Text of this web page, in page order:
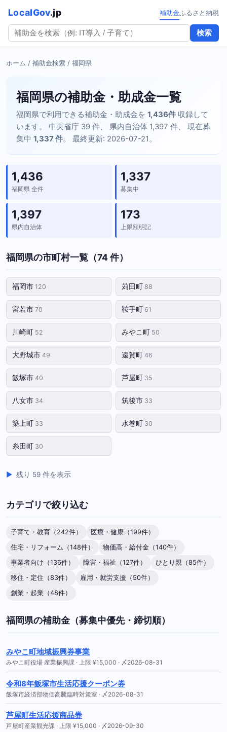
LocalGov.jp
検索
補助金ふるさと納税
ホーム / 補助金検索 / 福岡県
福岡県の補助金・助成金一覧
福岡県で利用できる補助金・助成金を 1,436件 収録して
います。 中央省庁 39 件、 県内自治体 1,397 件、 現在募
集中 1,337 件。 最終更新: 2026-07-21。
1,436
福岡県 全件
1,337
募集中
1,397
県内自治体
173
上限額明記
福岡県の市町村一覧（74 件）
福岡市 120 苅田町 88
宮若市 70 鞍手町 61
川崎町 52 みやこ町 50
大野城市 49 遠賀町 46
飯塚市 40 芦屋町 35
八女市 34 筑後市 33
築上町 33 水巻町 30
糸田町 30
残り 59 件を表示
カテゴリで絞り込む
子育て・教育（242件）
医療・健康（199件）
住宅・リフォーム（148件）
物価高・給付金（140件）
事業者向け（136件）
障害・福祉（127件）
ひとり親（85件）
移住・定住（83件）
雇用・就労支援（50件）
創業・起業（48件）
福岡県の補助金（募集中優先・締切順）
みやこ町地域振興券事業
みやこ町役場 産業振興課 · 上限 ¥15,000 · 〆2026-08-31
令和8年飯塚市生活応援クーポン券
飯塚市経済部物価高騰臨時対策室 · 〆2026-08-31
芦屋町生活応援商品券
芦屋町産業観光課 · 上限 ¥15,000 · 〆2026-09-30